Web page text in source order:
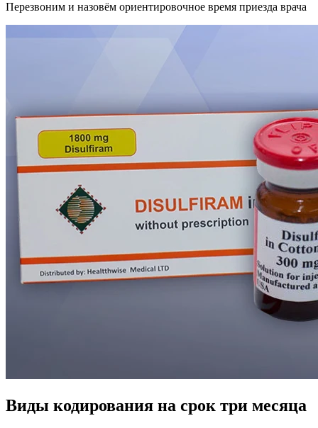
Перезвоним и назовём ориентировочное время приезда врача
Виды кодирования на срок три месяца